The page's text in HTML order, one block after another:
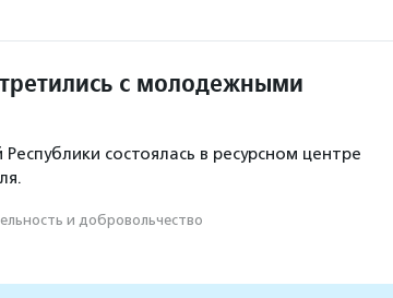
с молодежными
Республики состоялась в ресурсном центре
и доброволь­чест­во